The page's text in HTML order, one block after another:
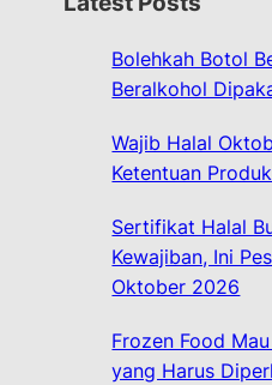
c
Bolehkah Botol
Beralkohol
Wajib Halal
Ketentuan
Sertifikat Halal
Kewajiban, Ini
Oktober 2026
Frozen Food
yang Harus